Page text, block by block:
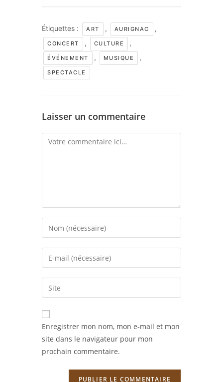
Étiquettes : ART , AURIGNAC ,
CONCERT , CULTURE ,
ÉVÉNEMENT , MUSIQUE ,
SPECTACLE
Laisser un commentaire
Comment
Enter
your
name
comment
Enter
your
email
address
comment
Saisir
l’URL
de
votre
Enregistrer mon nom, mon e-mail et mon
site dans le navigateur pour mon
prochain commentaire.